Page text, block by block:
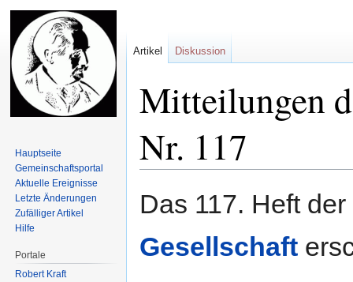
Mitteilungen
Nr. 117
Navigation
Suche
Das 117. Heft der
Gesellschaft
Artikel Diskussion
Hauptseite
Gemeinschafts­portal
Aktuelle Ereignisse
Letzte Änderungen
Zufälliger Artikel
Hilfe
Portale
Robert Kraft